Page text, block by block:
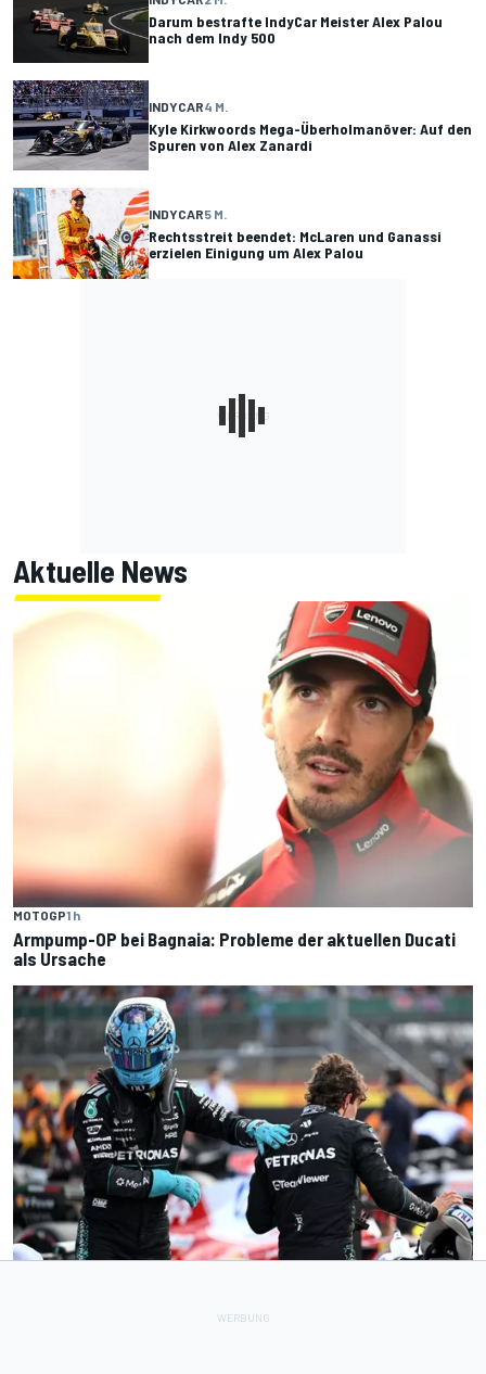
Darum bestrafte IndyCar Meister Alex Palou
nach dem Indy 500
INDYCAR4 M.
Kyle Kirkwoords Mega-Überholmanöver: Auf den
Spuren von Alex Zanardi
INDYCAR5 M.
Rechtsstreit beendet: McLaren und Ganassi
erzielen Einigung um Alex Palou
Aktuelle News
MOTOGP1 h
Armpump-OP bei Bagnaia: Probleme der aktuellen Ducati
als Ursache
Mercedes: "Konstrukteurswertung ist das vorrangige Ziel